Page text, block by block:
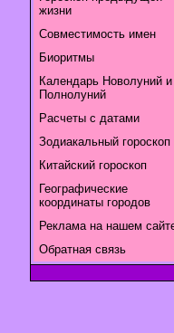
жизни
Совместимость имен
Биоритмы
Календарь Новолуний и
Полнолуний
Расчеты с датами
Зодиакальный гороскоп
Китайский гороскоп
Географические
координаты городов
Реклама на нашем
Обратная связь